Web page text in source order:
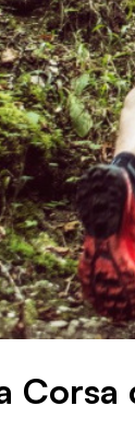
Corsa